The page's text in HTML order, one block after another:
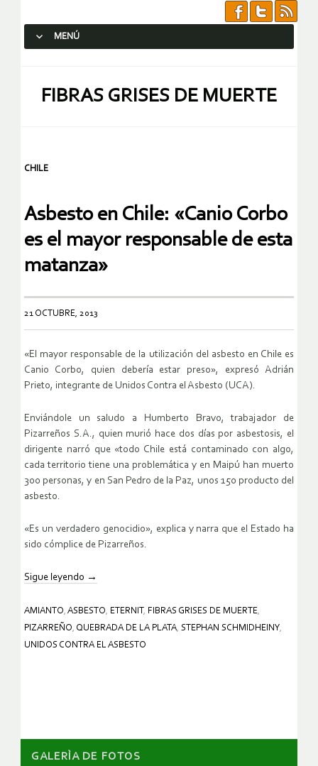
MENÚ
FIBRAS GRISES DE MUERTE
CHILE
Asbesto en Chile: «Canio Corbo
es el mayor responsable de esta
matanza»
21 OCTUBRE, 2013
«El mayor responsable de la utilización del asbesto en Chile es
Canio Corbo, quien debería estar preso», expresó Adrián
Prieto, integrante de Unidos Contra el Asbesto (UCA).
Enviándole un saludo a Humberto Bravo, trabajador de
Pizarreños S.A., quien murió hace dos días por asbestosis, el
dirigente narró que «todo Chile está contaminado con algo,
cada territorio tiene una problemática y en Maipú han muerto
300 personas, y en San Pedro de la Paz, unos 150 producto del
asbesto.
«Es un verdadero genocidio», explica y narra que el Estado ha
sido cómplice de Pizarreños.
Sigue leyendo →
AMIANTO, ASBESTO, ETERNIT , FIBRAS GRISES DE MUERTE,
PIZARREÑO, QUEBRADA DE LA PLATA, STEPHAN SCHMIDHEINY,
UNIDOS CONTRA EL ASBESTO
GALERÌA DE FOTOS